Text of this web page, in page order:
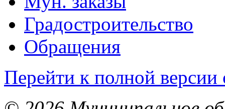
Градостроительство
Обращения
Перейти к полной версии